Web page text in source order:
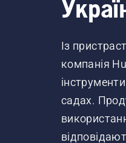
Із
компанія
садах.